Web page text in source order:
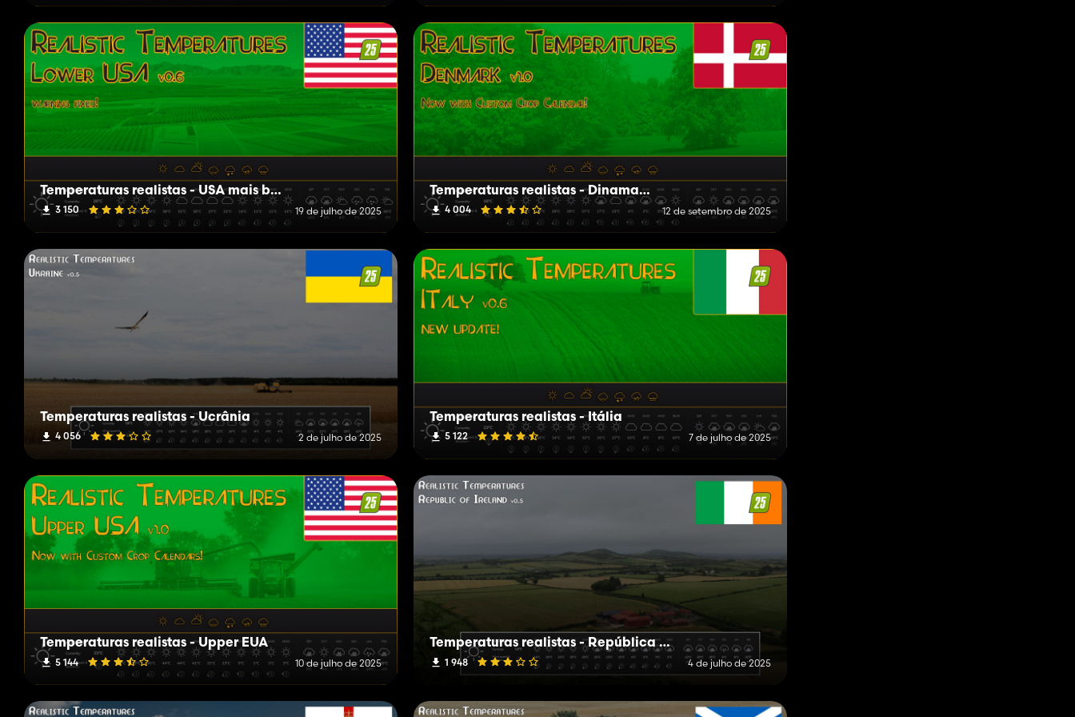
Temperaturas realistas - USA mais baixa
3 150 19 de julho de 2025
Temperaturas realistas - Dinamarca
4 004 12 de setembro de 2025
Temperaturas realistas - Ucrânia
4 056 2 de julho de 2025
Temperaturas realistas - Itália
5 122 7 de julho de 2025
Temperaturas realistas - Upper EUA
5 144 10 de julho de 2025
Temperaturas realistas - República da Irlanda
1 948 4 de julho de 2025